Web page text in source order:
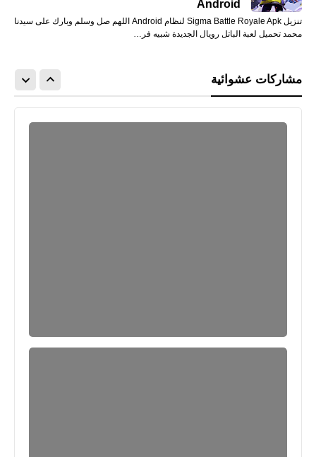
Android
تنزيل Sigma Battle Royale Apk لنظام Android اللهم صل وسلم وبارك على سيدنا
محمد تحميل لعبة الباتل رويال الجديدة شبيه فر…
مشاركات عشوائية